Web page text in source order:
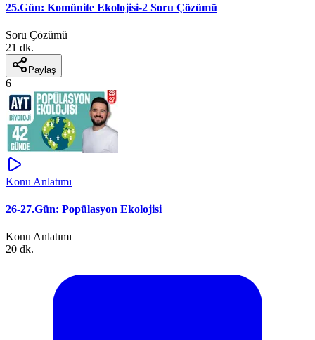
25.Gün: Komünite Ekolojisi-2 Soru Çözümü
Soru Çözümü
21 dk.
Paylaş
6
Konu Anlatımı
26-27.Gün: Popülasyon Ekolojisi
Konu Anlatımı
20 dk.